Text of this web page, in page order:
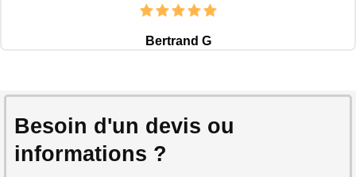
Bertrand G
Besoin d'un devis ou
informations ?